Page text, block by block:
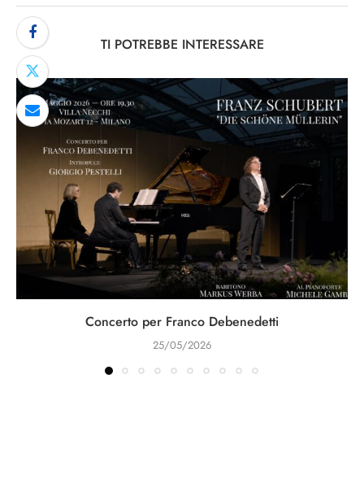
TI POTREBBE INTERESSARE
Concerto per Franco Debenedetti
25/05/2026